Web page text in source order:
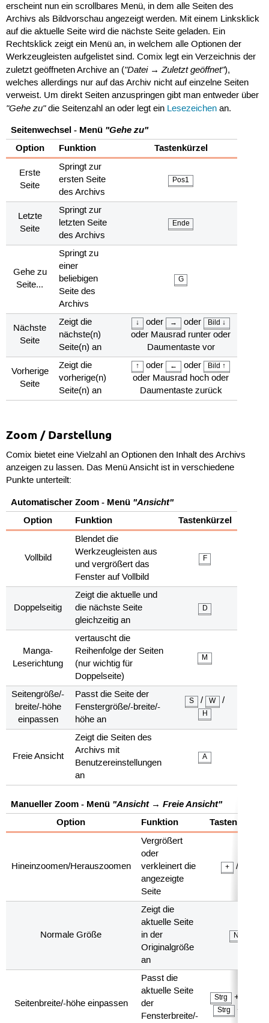
erscheint nun ein scrollbares Menü, in dem alle Seiten des
Archivs als Bildvorschau angezeigt werden. Mit einem Linksklick
auf die aktuelle Seite wird die nächste Seite geladen. Ein
Rechtsklick zeigt ein Menü an, in welchem alle Optionen der
Werkzeugleisten aufgelistet sind. Comix legt ein Verzeichnis der
zuletzt geöffneten Archive an ("Datei → Zuletzt geöffnet"),
welches allerdings nur auf das Archiv nicht auf einzelne Seiten
verweist. Um direkt Seiten anzuspringen gibt man entweder über
"Gehe zu"die Seitenzahl an oder legt ein Lesezeichenan.
Seitenwechsel - Menü "Gehe zu"
Option
Funktion Tastenkürzel
Erste
Seite
Springt zur
ersten Seite
des Archivs
Pos1
Letzte
Seite
Springt zur
letzten Seite
des Archivs
Ende
Gehe zu
Seite...
Springt zu
einer
beliebigen
Seite des
Archivs
G
Nächste
Seite
Zeigt die
nächste(n)
Seite(n) an
↓ oder → oder Bild ↓
oder Mausrad runter oder
Daumentaste vor
Vorherige
Seite
Zeigt die
vorherige(n)
Seite(n) an
↑ oder ← oder Bild ↑
oder Mausrad hoch oder
Daumentaste zurück
Zoom / Darstellung
Comix bietet eine Vielzahl an Optionen den Inhalt des Archivs
anzeigen zu lassen. Das Menü Ansicht ist in verschiedene
Punkte unterteilt:
Automatischer Zoom - Menü "Ansicht"
Option
Funktion Tastenkürzel
Vollbild
Blendet die
Werkzeugleisten aus
und vergrößert das
Fenster auf Vollbild
F
Doppelseitig
Zeigt die aktuelle und
die nächste Seite
gleichzeitig an
D
Manga-
Leserichtung
vertauscht die
Reihenfolge der Seiten
(nur wichtig für
Doppelseite)
M
Seitengröße/-
breite/-höhe
einpassen
Passt die Seite der
Fenstergröße/-breite/-
höhe an
S / W /
H
Freie Ansicht
Zeigt die Seiten des
Archivs mit
Benutzereinstellungen
an
A
Manueller Zoom - Menü "Ansicht → Freie Ansicht"
Option
Funktion Tastenkürzel
Hineinzoomen/Herauszoomen
Vergrößert
oder
verkleinert die
angezeigte
Seite
+ /
Normale Größe
Zeigt die
aktuelle Seite
in der
Originalgröße
an
N
Seitenbreite/-höhe einpassen
Passt die
aktuelle Seite
der
Fensterbreite/-
Strg +
Strg +